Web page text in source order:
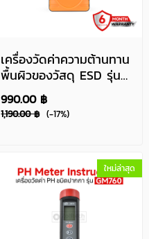
เครื่องวัดค่าความต้านทาน
พื้นผิวของวัสดุ ESD รุ่น
GM3110
990.00 ฿
1,190.00 ฿ (-17%)
ใหม่ล่าสุด